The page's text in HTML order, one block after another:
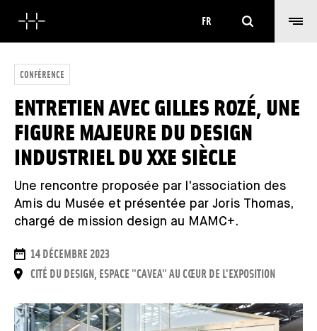
Rechercher
FR
CONFÉRENCE
ENTRETIEN AVEC GILLES ROZÉ, UNE
FIGURE MAJEURE DU DESIGN
INDUSTRIEL DU XXE SIÈCLE
Une rencontre proposée par l'association des
Amis du Musée et présentée par Joris Thomas,
chargé de mission design au MAMC+.
DATES
14 DÉCEMBRE 2023
LIEU
CITÉ DU DESIGN, ESPACE "CAVEA" AU CŒUR DE L'EXPOSITION